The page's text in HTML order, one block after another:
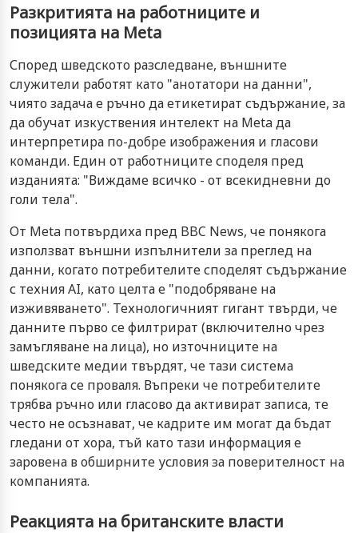
Разкритията на работниците и
позицията на Meta
Според шведското разследване, външните
служители работят като "анотатори на данни",
чиято задача е ръчно да етикетират съдържание, за
да обучат изкуствения интелект на Meta да
интерпретира по-добре изображения и гласови
команди. Един от работниците споделя пред
изданията: "Виждаме всичко - от всекидневни до
голи тела".
От Meta потвърдиха пред BBC News, че понякога
използват външни изпълнители за преглед на
данни, когато потребителите споделят съдържание
с техния AI, като целта е "подобряване на
изживяването". Технологичният гигант твърди, че
данните първо се филтрират (включително чрез
замъгляване на лица), но източниците на
шведските медии твърдят, че тази система
понякога се проваля. Въпреки че потребителите
трябва ръчно или гласово да активират записа, те
често не осъзнават, че кадрите им могат да бъдат
гледани от хора, тъй като тази информация е
заровена в обширните условия за поверителност на
компанията.
Реакцията на британските власти